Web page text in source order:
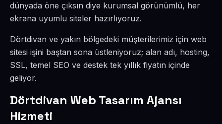
dünyada öne çıksın diye kurumsal görünümlü, her
ekrana uyumlu siteler hazırlıyoruz.
Dörtdivan ve yakın bölgedeki müşterilerimiz için web
sitesi işini baştan sona üstleniyoruz; alan adı, hosting,
SSL, temel SEO ve destek tek yıllık fiyatın içinde
geliyor.
Dörtdivan Web Tasarım Ajansı
Hizmeti